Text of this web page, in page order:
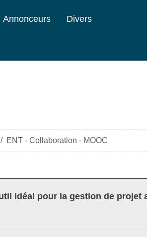
Annonceurs Divers
ENT - Collaboration - MOOC
idéal pour la gestion de projet